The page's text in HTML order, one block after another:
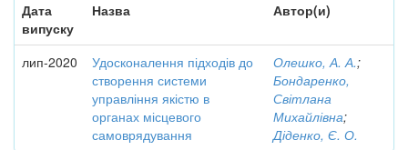
Дата
випуску
Назва Автор(и)
лип-2020
Удосконалення підходів до
створення системи
управління якістю в
органах місцевого
самоврядування
Олешко, А. А.;
Бондаренко,
Світлана
Михайлівна;
Діденко, Є. О.